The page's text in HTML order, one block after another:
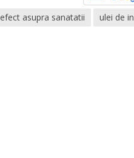
efect asupra sanatatii ulei de in